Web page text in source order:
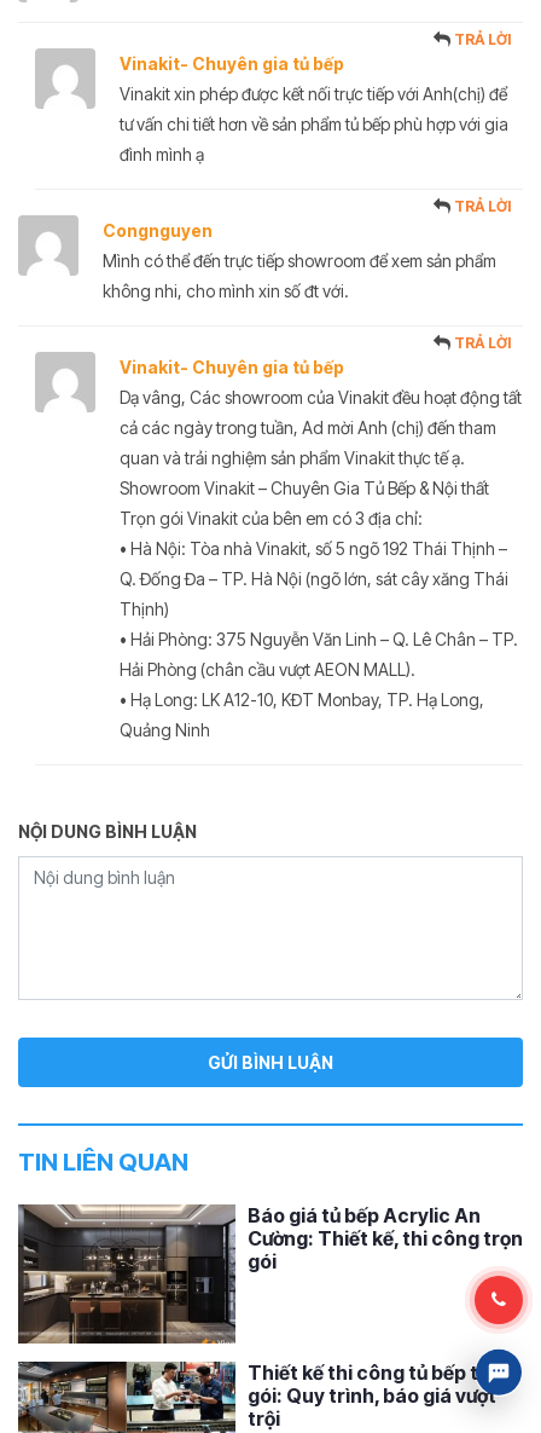
Vinakit- Chuyên gia tủ bếp
TRẢ LỜI
Vinakit xin phép được kết nối trực tiếp với Anh(chị) để
tư vấn chi tiết hơn về sản phẩm tủ bếp phù hợp với gia
đình mình ạ
Congnguyen
TRẢ LỜI
Mình có thể đến trực tiếp showroom để xem sản phẩm
không nhi, cho mình xin số đt với.
Vinakit- Chuyên gia tủ bếp
TRẢ LỜI
Dạ vâng, Các showroom của Vinakit đều hoạt động tất
cả các ngày trong tuần, Ad mời Anh (chị) đến tham
quan và trải nghiệm sản phẩm Vinakit thực tế ạ.
Showroom Vinakit – Chuyên Gia Tủ Bếp & Nội thất
Trọn gói Vinakit của bên em có 3 địa chỉ:
• Hà Nội: Tòa nhà Vinakit, số 5 ngõ 192 Thái Thịnh –
Q. Đống Đa – TP. Hà Nội (ngõ lớn, sát cây xăng Thái
Thịnh)
• Hải Phòng: 375 Nguyễn Văn Linh – Q. Lê Chân – TP.
Hải Phòng (chân cầu vượt AEON MALL).
• Hạ Long: LK A12-10, KĐT Monbay, TP. Hạ Long,
Quảng Ninh
NỘI DUNG BÌNH LUẬN
TIN LIÊN QUAN
Báo giá tủ bếp Acrylic An
Cường: Thiết kế, thi công trọn
gói
Thiết kế thi công tủ bếp trọn
gói: Quy trình, báo giá vượt
trội